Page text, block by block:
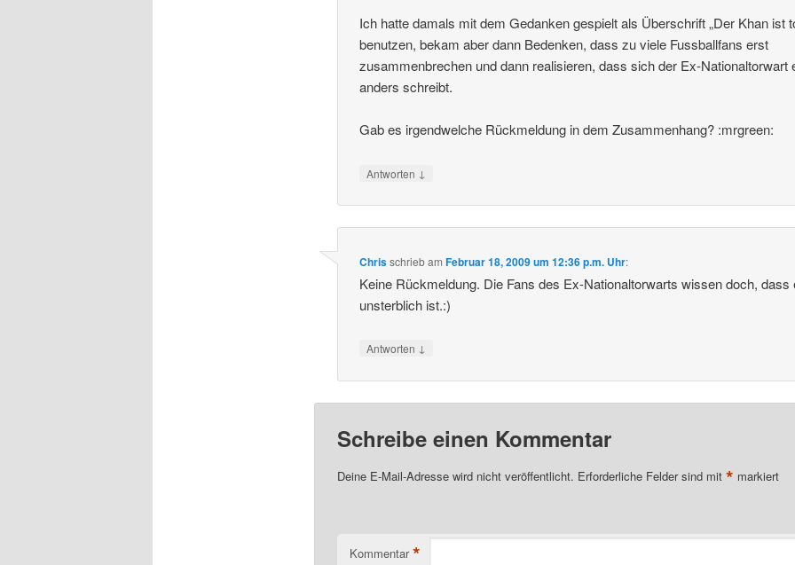
Ich hatte damals mit dem Gedanken gespielt als Überschrift „Der Khan ist
benutzen, bekam aber dann Bedenken, dass zu viele Fussballfans erst
zusammenbrechen und dann realisieren, dass sich der Ex-Nationaltorwart
anders schreibt.
Gab es irgendwelche Rückmeldung in dem Zusammenhang? :mrgreen:
Antworten ↓
ChrisschriebamFebruar 18, 2009 um 12:36 p.m. Uhr:
Keine Rückmeldung. Die Fans des Ex-Nationaltorwarts wissen doch, dass
unsterblich ist.:)
Antworten ↓
Schreibe einen Kommentar
Deine E-Mail-Adresse wird nicht veröffentlicht. Erforderliche Felder sind mit * markiert
Kommentar *